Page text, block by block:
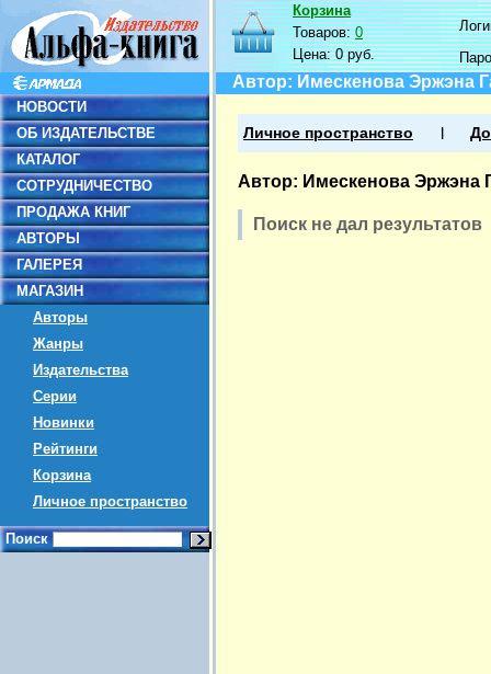
НОВОСТИ
ОБ ИЗДАТЕЛЬСТВЕ
КАТАЛОГ
СОТРУДНИЧЕСТВО
ПРОДАЖА КНИГ
АВТОРЫ
ГАЛЕРЕЯ
МАГАЗИН
Авторы
Жанры
Издательства
Серии
Новинки
Рейтинги
Корзина
Личное пространство
Поиск
Корзина
Товаров:0
Цена:0 руб.
Автор: Имескенова Эржэна
Личное пространство
Автор: Имескенова Эржэна
Поиск не дал результатов